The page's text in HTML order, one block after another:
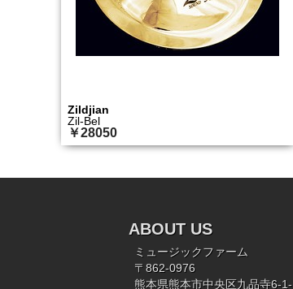
Zildjian
Zil-Bel
￥28050
ABOUT US
ミュージックファーム
〒862-0976
熊本県熊本市中央区九品寺6-1-